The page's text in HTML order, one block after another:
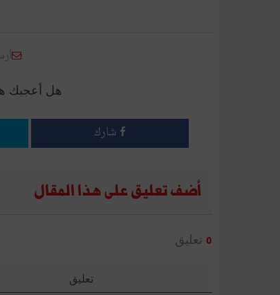
هل أعجبك
شارك
أضف تعليق على هذا المقال
0 تعليق
تعليق